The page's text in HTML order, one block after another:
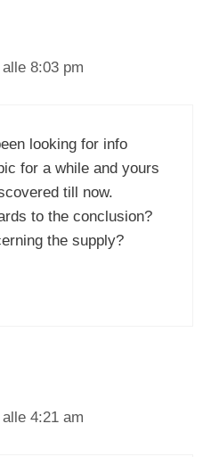
8:03 pm
looking for info
for a while and yours
till now.
to the conclusion?
the supply?
4:21 am